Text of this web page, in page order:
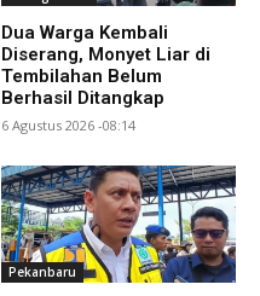
Dua Warga Kembali
Diserang, Monyet Liar di
Tembilahan Belum
Berhasil Ditangkap
6 Agustus 2026 -08:14
Pekanbaru